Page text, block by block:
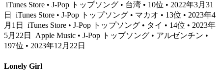
iTunes Store • J-Pop トップソング • 台湾 • 10位 • 2022年3月31
日
iTunes Store • J-Pop トップソング • マカオ • 13位 • 2023年4
月1日
iTunes Store • J-Pop トップソング • タイ • 14位 • 2023年
5月22日
Apple Music • J-Pop トップソング • アルゼンチン •
197位 • 2023年12月22日
Lonely Girl